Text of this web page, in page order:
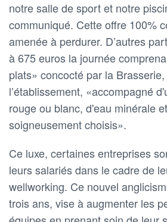
notre salle de sport et notre
communiqué. Cette offre 100%
amenée à perdurer. D’autres
à 675 euros la journée
plats» concocté par la
l’établissement, «accompagné
rouge ou blanc, d'eau minérale
soigneusement choisis».
Ce luxe, certaines entreprises
leurs salariés dans le cadre de
wellworking. Ce nouvel
trois ans, vise à augmenter les